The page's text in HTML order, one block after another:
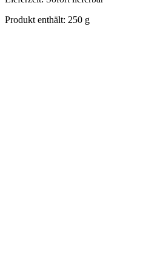
Produkt enthält: 250 g